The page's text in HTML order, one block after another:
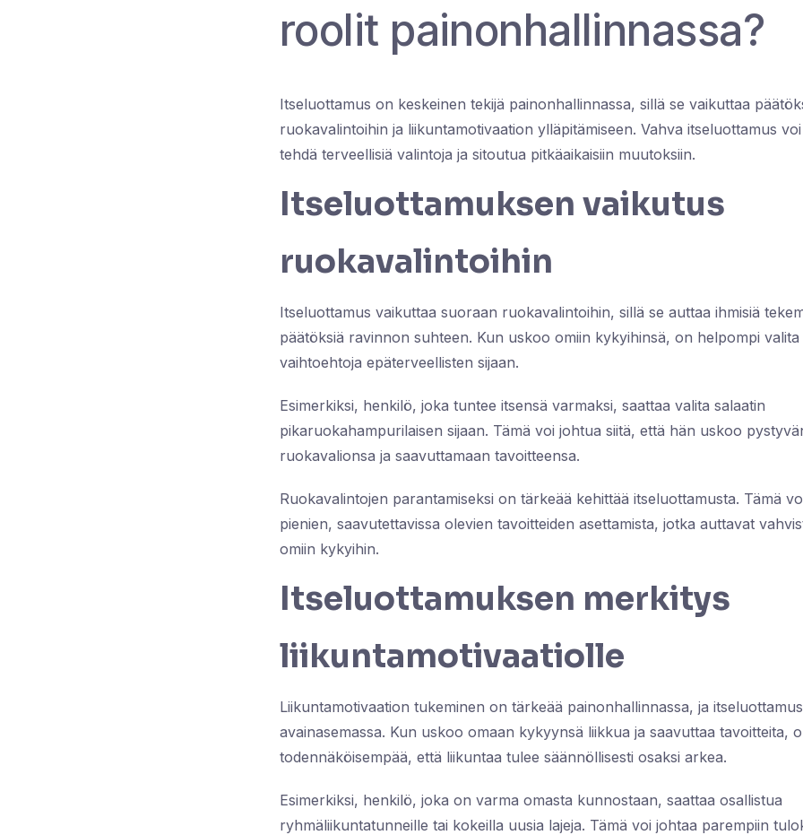
roolit painonhallinnassa?
Itseluottamus on keskeinen tekijä painonhallinnassa, sillä se vaikuttaa
ruokavalintoihin ja liikuntamotivaation ylläpitämiseen. Vahva itseluottamus
tehdä terveellisiä valintoja ja sitoutua pitkäaikaisiin muutoksiin.
Itseluottamuksen vaikutus
ruokavalintoihin
Itseluottamus vaikuttaa suoraan ruokavalintoihin, sillä se auttaa ihmisiä
päätöksiä ravinnon suhteen. Kun uskoo omiin kykyihinsä, on helpompi valita
vaihtoehtoja epäterveellisten sijaan.
Esimerkiksi, henkilö, joka tuntee itsensä varmaksi, saattaa valita salaatin
pikaruokahampurilaisen sijaan. Tämä voi johtua siitä, että hän uskoo
ruokavalionsa ja saavuttamaan tavoitteensa.
Ruokavalintojen parantamiseksi on tärkeää kehittää itseluottamusta. Tämä
pienien, saavutettavissa olevien tavoitteiden asettamista, jotka auttavat
omiin kykyihin.
Itseluottamuksen merkitys
liikuntamotivaatiolle
Liikuntamotivaation tukeminen on tärkeää painonhallinnassa, ja
avainasemassa. Kun uskoo omaan kykyynsä liikkua ja saavuttaa tavoitteita,
todennäköisempää, että liikuntaa tulee säännöllisesti osaksi arkea.
Esimerkiksi, henkilö, joka on varma omasta kunnostaan, saattaa osallistua
ryhmäliikuntatunneille tai kokeilla uusia lajeja. Tämä voi johtaa parempiin